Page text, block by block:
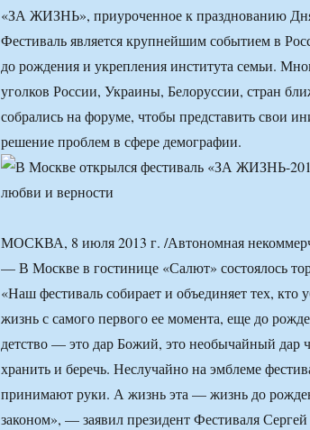
«ЗА ЖИЗНЬ», приуроченное к празднованию
Фестиваль является крупнейшим событием в
до рождения и укрепления института семьи.
уголков России, Украины, Белоруссии, стран
собрались на форуме, чтобы представить свои
решение проблем в сфере демографии.
МОСКВА, 8 июля 2013 г. /Автономная
— В Москве в гостинице «Салют» состоялось
«Наш фестиваль собирает и объединяет тех,
жизнь с самого первого ее момента, еще до
детство — это дар Божий, это необычайный дар
хранить и беречь. Неслучайно на эмблеме
принимают руки. А жизнь эта — жизнь до
законом», — заявил президент Фестиваля